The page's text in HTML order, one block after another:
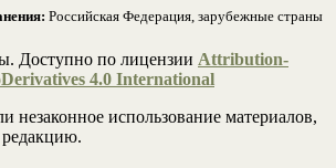
Российская Федерация, зарубежные страны
Доступно по лицензии Attribution-
4.0 International
незаконное использование материалов,